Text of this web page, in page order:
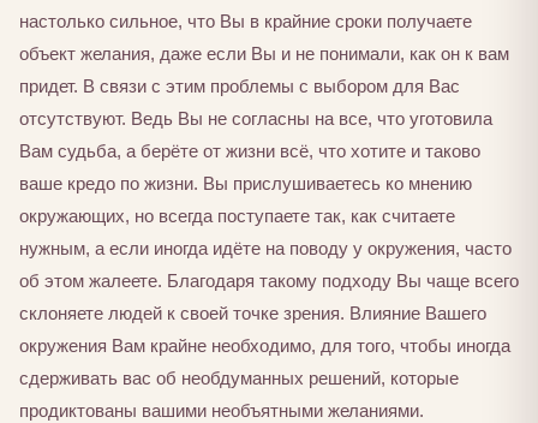
настолько сильное, что Вы в крайние сроки получаете
объект желания, даже если Вы и не понимали, как он к вам
придет. В связи с этим проблемы с выбором для Вас
отсутствуют. Ведь Вы не согласны на все, что уготовила
Вам судьба, а берёте от жизни всё, что хотите и таково
ваше кредо по жизни. Вы прислушиваетесь ко мнению
окружающих, но всегда поступаете так, как считаете
нужным, а если иногда идёте на поводу у окружения, часто
об этом жалеете. Благодаря такому подходу Вы чаще всего
склоняете людей к своей точке зрения. Влияние Вашего
окружения Вам крайне необходимо, для того, чтобы иногда
сдерживать вас об необдуманных решений, которые
продиктованы вашими необъятными желаниями.